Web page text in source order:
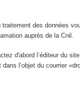
des données
auprès de la Cnil.
d'abord l’éditeur du
l’objet du courrier